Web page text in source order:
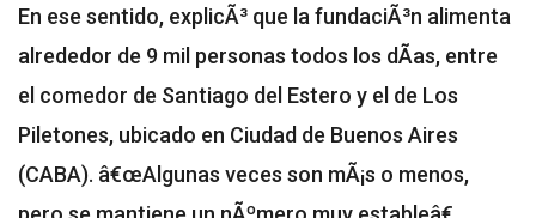
En ese sentido, explicÃ³ que la fundaciÃ³n alimenta
alrededor de 9 mil personas todos los dÃ­as, entre
el comedor de Santiago del Estero y el de Los
Piletones, ubicado en Ciudad de Buenos Aires
(CABA). â€œAlgunas veces son mÃ¡s o menos,